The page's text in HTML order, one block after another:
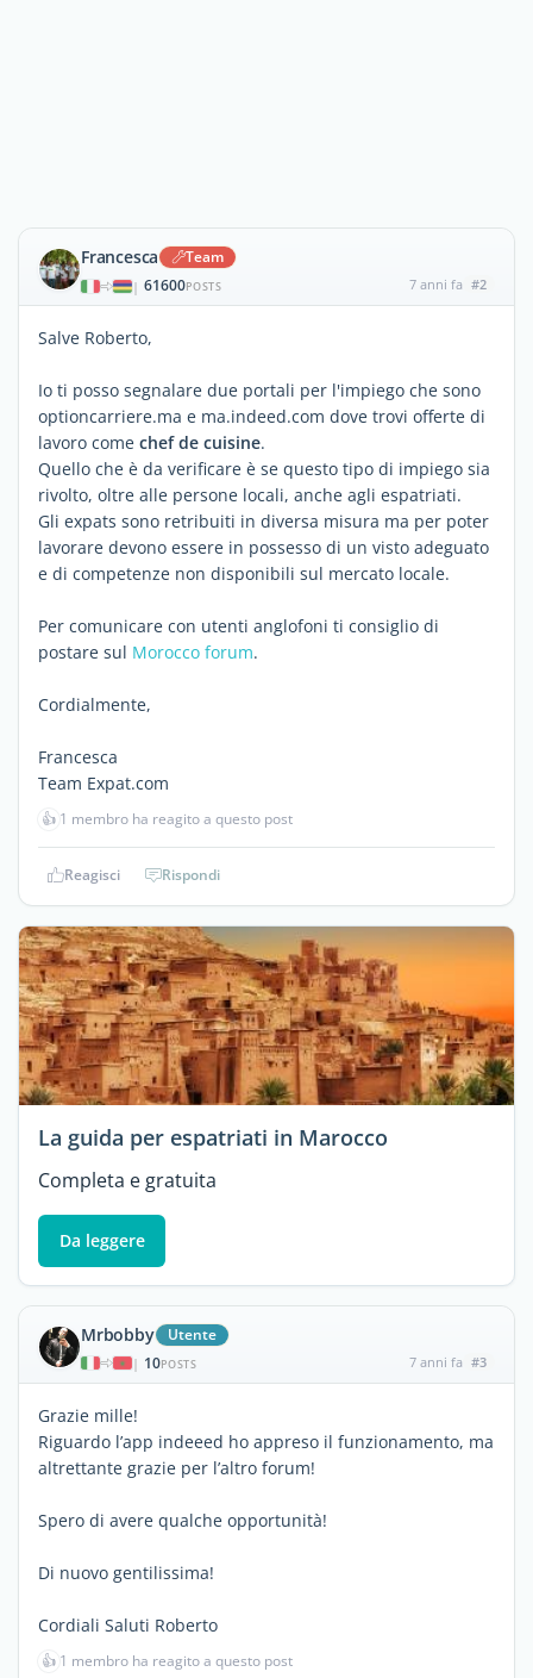
Francesca Team
| 61600POSTS 7 anni fa #2
Salve Roberto,
Io ti posso segnalare due portali per l'impiego che sono
optioncarriere.ma e ma.indeed.com dove trovi offerte di
lavoro come chef de cuisine.
Quello che è da verificare è se questo tipo di impiego sia
rivolto, oltre alle persone locali, anche agli espatriati.
Gli expats sono retribuiti in diversa misura ma per poter
lavorare devono essere in possesso di un visto adeguato
e di competenze non disponibili sul mercato locale.
Per comunicare con utenti anglofoni ti consiglio di
postare sul Morocco forum.
Cordialmente,
Francesca
Team Expat.com
👍 1 membro ha reagito a questo post
Reagisci Rispondi
La guida per espatriati in Marocco
Completa e gratuita
Da leggere
Mrbobby Utente
| 10POSTS 7 anni fa #3
Grazie mille!
Riguardo l’app indeeed ho appreso il funzionamento, ma
altrettante grazie per l’altro forum!
Spero di avere qualche opportunità!
Di nuovo gentilissima!
Cordiali Saluti Roberto
👍 1 membro ha reagito a questo post